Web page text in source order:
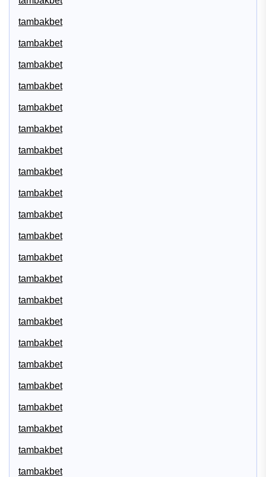
tambakbet
tambakbet
tambakbet
tambakbet
tambakbet
tambakbet
tambakbet
tambakbet
tambakbet
tambakbet
tambakbet
tambakbet
tambakbet
tambakbet
tambakbet
tambakbet
tambakbet
tambakbet
tambakbet
tambakbet
tambakbet
tambakbet